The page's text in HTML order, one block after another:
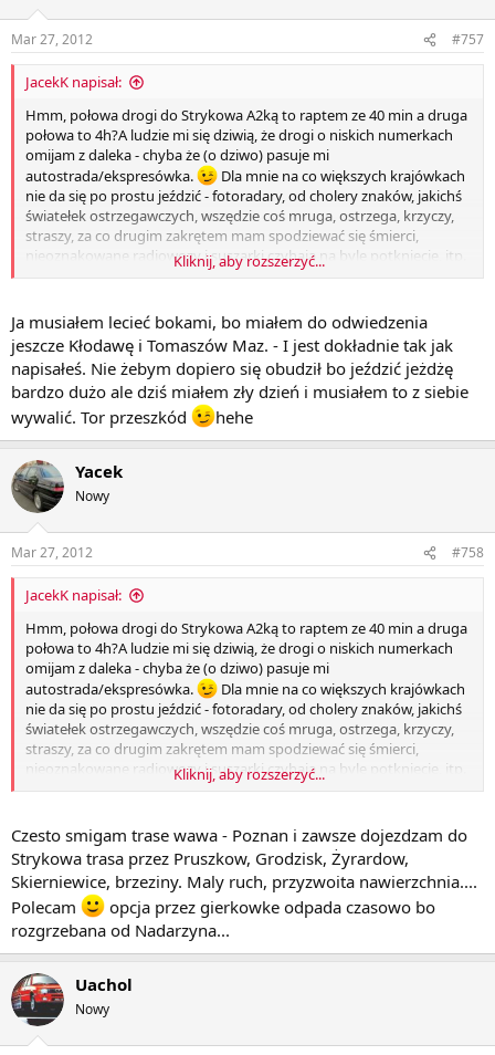
Mar 27, 2012 #757
JacekK napisał:
Hmm, połowa drogi do Strykowa A2ką to raptem ze 40 min a druga
połowa to 4h?A ludzie mi się dziwią, że drogi o niskich numerkach
omijam z daleka - chyba że (o dziwo) pasuje mi
autostrada/ekspresówka.
Dla mnie na co większych krajówkach
nie da się po prostu jeździć - fotoradary, od cholery znaków, jakichś
światełek ostrzegawczych, wszędzie coś mruga, ostrzega, krzyczy,
straszy, za co drugim zakrętem mam spodziewać się śmierci,
nieoznakowane radiowozy i suszarki czyhają na byle potknięcie, itp.
A jadąc do Wawy z Twojego kierunku można ewentualnie
Błonie-Wawa, albo - jeśli celujesz w Ursynów - na Skierniewice i
dwujezdniową gierkówką do samej 100lnicy.
Kliknij, aby rozszerzyć...
Ja musiałem lecieć bokami, bo miałem do odwiedzenia
jeszcze Kłodawę i Tomaszów Maz. - I jest dokładnie tak jak
napisałeś. Nie żebym dopiero się obudził bo jeździć jeżdżę
bardzo dużo ale dziś miałem zły dzień i musiałem to z siebie
wywalić. Tor przeszkód
hehe
Yacek
Nowy
Mar 27, 2012 #758
JacekK napisał:
Hmm, połowa drogi do Strykowa A2ką to raptem ze 40 min a druga
połowa to 4h?A ludzie mi się dziwią, że drogi o niskich numerkach
omijam z daleka - chyba że (o dziwo) pasuje mi
autostrada/ekspresówka.
Dla mnie na co większych krajówkach
nie da się po prostu jeździć - fotoradary, od cholery znaków, jakichś
światełek ostrzegawczych, wszędzie coś mruga, ostrzega, krzyczy,
straszy, za co drugim zakrętem mam spodziewać się śmierci,
nieoznakowane radiowozy i suszarki czyhają na byle potknięcie, itp.
A jadąc do Wawy z Twojego kierunku można ewentualnie
Błonie-Wawa, albo - jeśli celujesz w Ursynów - na Skierniewice i
dwujezdniową gierkówką do samej 100lnicy.
Kliknij, aby rozszerzyć...
Czesto smigam trase wawa - Poznan i zawsze dojezdzam do
Strykowa trasa przez Pruszkow, Grodzisk, Żyrardow,
Skierniewice, brzeziny. Maly ruch, przyzwoita nawierzchnia....
Polecam
opcja przez gierkowke odpada czasowo bo
rozgrzebana od Nadarzyna...
Uachol
Nowy